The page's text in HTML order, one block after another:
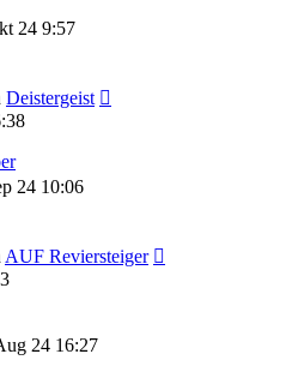
24 9:57
Deistergeist
24 10:06
AUF Reviersteiger
24 16:27